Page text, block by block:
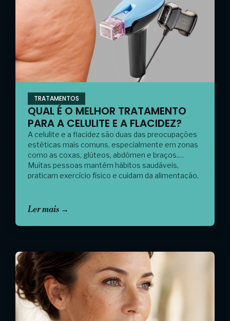
TRATAMENTOS
QUAL É O MELHOR TRATAMENTO
PARA A CELULITE E A FLACIDEZ?
A celulite e a flacidez são duas das preocupações
estéticas mais comuns, especialmente em zonas
como as coxas, glúteos, abdómen e braços.
Muitas pessoas mantêm hábitos saudáveis,
praticam exercício físico e cuidam da alimentação,
pergunta qual […]
Ler mais →